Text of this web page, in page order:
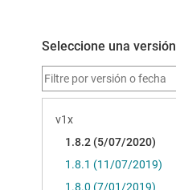
Seleccione una versión